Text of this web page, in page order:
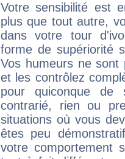
Votre sensibilité est
plus que tout autre,
dans votre tour
forme de supériorité
Vos humeurs ne sont
et les contrôlez
pour quiconque
contrarié, rien ou
situations où vous
êtes peu
votre comportement